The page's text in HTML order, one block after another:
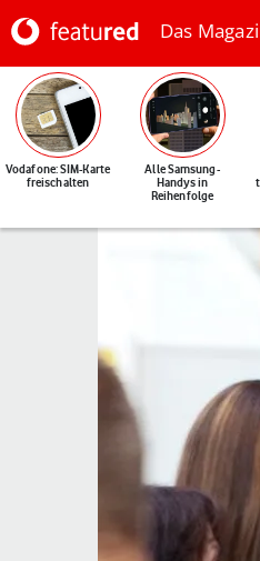
Das
Vodafone: SIM-Karte
freischalten
Alle Samsung-
Handys in
Reihenfolge